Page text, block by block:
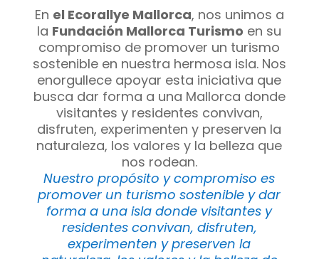
En el Ecorallye Mallorca, nos unimos a
la Fundación Mallorca Turismo en su
compromiso de promover un turismo
sostenible en nuestra hermosa isla. Nos
enorgullece apoyar esta iniciativa que
busca dar forma a una Mallorca donde
visitantes y residentes convivan,
disfruten, experimenten y preserven la
naturaleza, los valores y la belleza que
nos rodean.
Nuestro propósito y compromiso es
promover un turismo sostenible y dar
forma a una isla donde visitantes y
residentes convivan, disfruten,
experimenten y preserven la